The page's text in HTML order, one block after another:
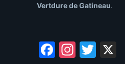
Vertdure de Gatineau.
Facebook